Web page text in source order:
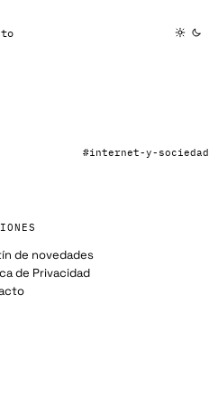
#internet-y-sociedad
de novedades
de Privacidad